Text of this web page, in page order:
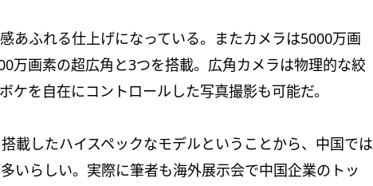
あふれる仕上げになっている。またカメラは5000万画
万画素の超広角と3つを搭載。広角カメラは物理的な絞
ケを自在にコントロールした写真撮影も可能だ。
載したハイスペックなモデルということから、中国では
いらしい。実際に筆者も海外展示会で中国企業のトッ